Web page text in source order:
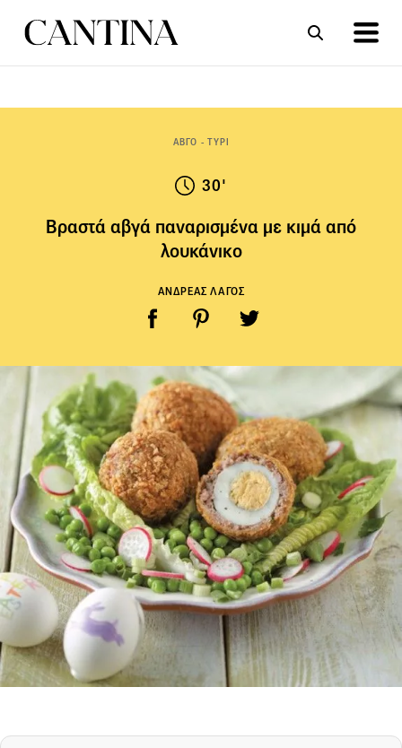
ΑΒΓΟ - ΤΥΡΙ
30'
Βραστά αβγά παναρισμένα με κιμά από
λουκάνικο
ΑΝΔΡΕΑΣ ΛΑΓΟΣ